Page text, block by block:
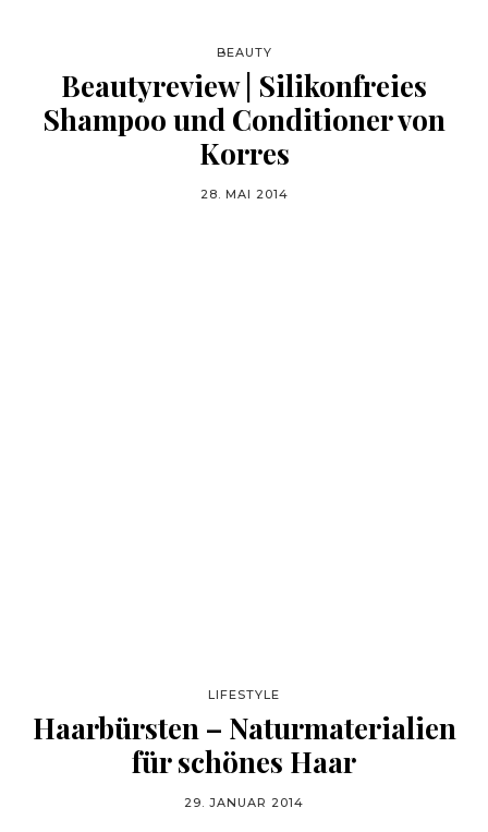
BEAUTY
Beautyreview | Silikonfreies
Shampoo und Conditioner von
Korres
28. MAI 2014
LIFESTYLE
Haarbürsten – Naturmaterialien
für schönes Haar
29. JANUAR 2014